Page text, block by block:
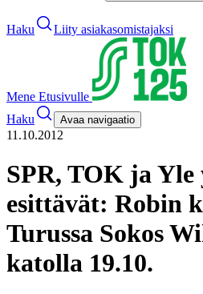
Haku Liity asiakasomistajaksi
Mene Etusivulle
Haku
Avaa navigaatio
11.10.2012
SPR, TOK ja Yle
esittävät: Robin
Turussa Sokos
katolla 19.10.